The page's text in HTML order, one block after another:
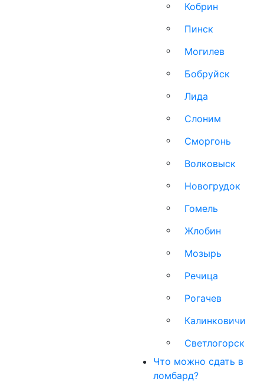
Кобрин
Пинск
Могилев
Бобруйск
Лида
Слоним
Сморгонь
Волковыск
Новогрудок
Гомель
Жлобин
Мозырь
Речица
Рогачев
Калинковичи
Светлогорск
Что можно сдать в
ломбард?